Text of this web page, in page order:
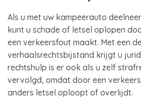
Als u met uw kampeerauto
kunt u schade of letsel oplopen
een verkeersfout maakt. Met een
verhaalsrechtsbijstand krijgt u
rechtshulp is er ook als u zelf
vervolgd, omdat door een
anders letsel oploopt of overlijdt.